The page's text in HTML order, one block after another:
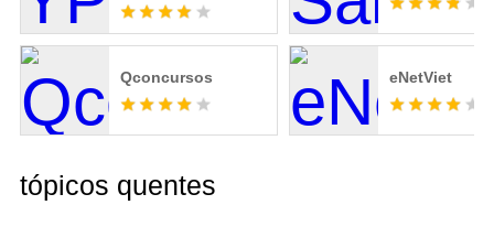
Qconcursos eNetViet
tópicos quentes